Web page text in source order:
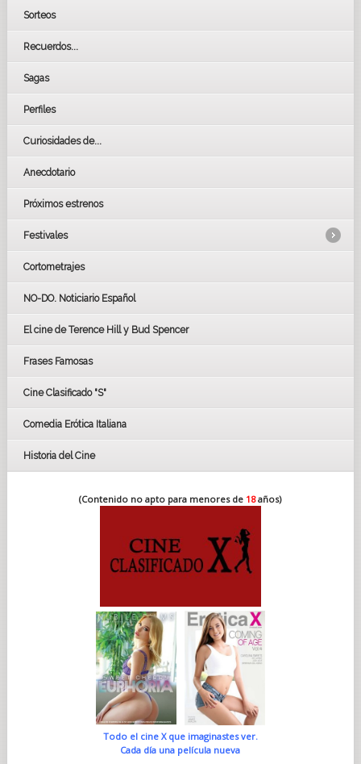
Sorteos
Recuerdos...
Sagas
Perfiles
Curiosidades de...
Anecdotario
Próximos estrenos
Festivales
LOS OSCARS
GOYAS
BAFTA
Cortometrajes
NO-DO. Noticiario Español
El cine de Terence Hill y Bud Spencer
Frases Famosas
Cine Clasificado "S"
Comedia Erótica Italiana
Historia del Cine
(Contenido no apto para menores de 18años)
Todo el cine X que imaginastes ver.
Cada día una película nueva